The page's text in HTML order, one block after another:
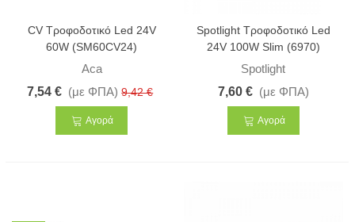
CV Τροφοδοτικό Led 24V
60W (SM60CV24)
Aca
7,54 € (με ΦΠΑ) 9,42 €
Αγορά
Spotlight Τροφοδοτικό Led
24V 100W Slim (6970)
Spotlight
7,60 € (με ΦΠΑ)
Αγορά